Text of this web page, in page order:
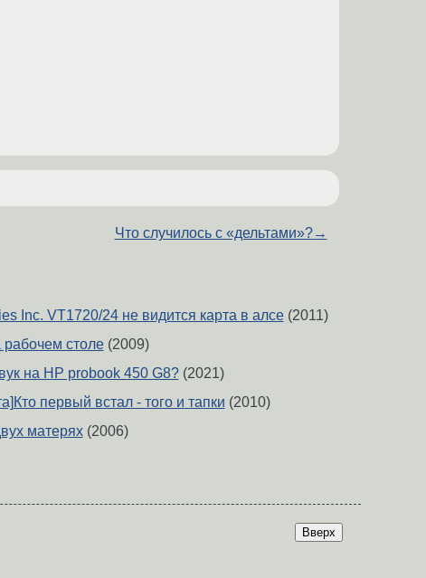
Что случилось с «дельтами»?→
Inc. VT1720/24 не видится карта в алсе(2011)
столе(2009)
на HP probook 450 G8?(2021)
первый встал - того и тапки (2010)
матерях(2006)
Вверх